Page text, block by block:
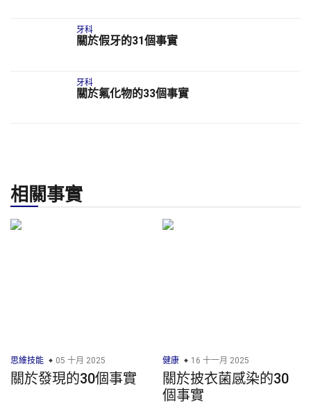
牙科
關於假牙的31個事實
牙科
關於氟化物的33個事實
相關事實
思維技能 05 十月 2025
關於發現的30個事實
健康 16 十一月 2025
關於披衣菌感染的30
個事實